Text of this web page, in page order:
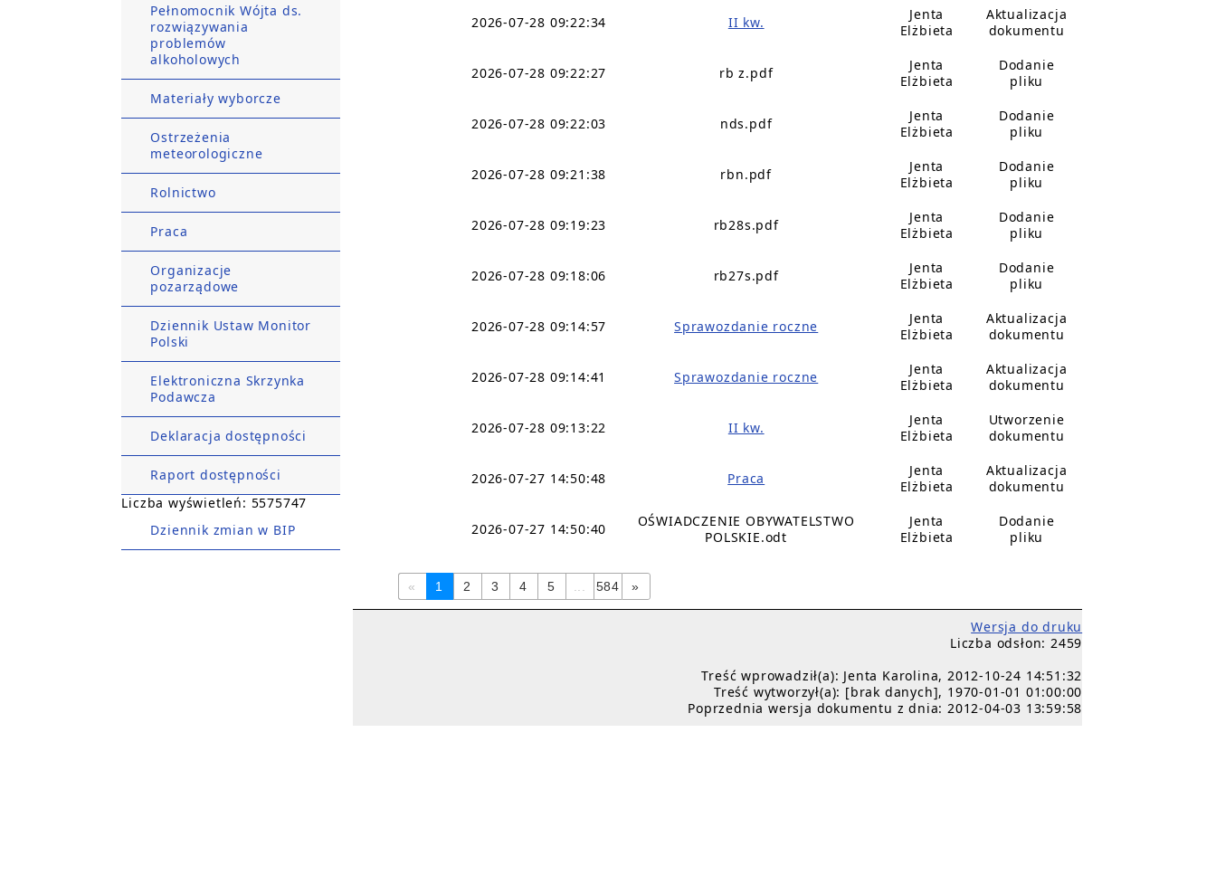
Pełnomocnik Wójta ds.
rozwiązywania
problemów
alkoholowych
Materiały wyborcze
Ostrzeżenia
meteorologiczne
Rolnictwo
Praca
Organizacje
pozarządowe
Dziennik Ustaw Monitor
Polski
Elektroniczna Skrzynka
Podawcza
Deklaracja dostępności
Raport dostępności
Liczba wyświetleń: 5575747
Dziennik zmian w BIP
2026-07-28 09:22:34 II kw.
Jenta
Elżbieta
Aktualizacja
dokumentu
2026-07-28 09:22:27 rb z.pdf
Jenta
Elżbieta
Dodanie
pliku
2026-07-28 09:22:03 nds.pdf
Jenta
Elżbieta
Dodanie
pliku
2026-07-28 09:21:38 rbn.pdf
Jenta
Elżbieta
Dodanie
pliku
2026-07-28 09:19:23 rb28s.pdf
Jenta
Elżbieta
Dodanie
pliku
2026-07-28 09:18:06 rb27s.pdf
Jenta
Elżbieta
Dodanie
pliku
2026-07-28 09:14:57 Sprawozdanie roczne
Jenta
Elżbieta
Aktualizacja
dokumentu
2026-07-28 09:14:41 Sprawozdanie roczne
Jenta
Elżbieta
Aktualizacja
dokumentu
2026-07-28 09:13:22 II kw.
Jenta
Elżbieta
Utworzenie
dokumentu
2026-07-27 14:50:48 Praca
Jenta
Elżbieta
Aktualizacja
dokumentu
2026-07-27 14:50:40
OŚWIADCZENIE OBYWATELSTWO
POLSKIE.odt
Jenta
Elżbieta
Dodanie
pliku
« 1 2 3 4 5 584 »
Wersja do druku
Liczba odsłon: 2459
Treść wprowadził(a): Jenta Karolina, 2012-10-24 14:51:32
Treść wytworzył(a): [brak danych], 1970-01-01 01:00:00
Poprzednia wersja dokumentu z dnia: 2012-04-03 13:59:58